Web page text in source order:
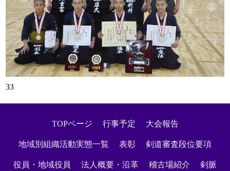
33
TOPページ 行事予定 大会報告
地域別組織活動実態一覧 表彰 剣道審査段位要項
役員・地域役員 法人概要・沿革 稽古場紹介 剣脈